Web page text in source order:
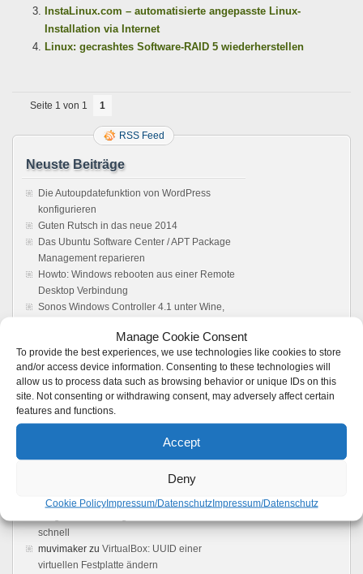
Manage Cookie Consent
To provide the best experiences, we use technologies like cookies to store
and/or access device information. Consenting to these technologies will
allow us to process data such as browsing behavior or unique IDs on this
site. Not consenting or withdrawing consent, may adversely affect certain
features and functions.
Accept
Deny
Cookie PolicyImpressum/DatenschutzImpressum/Datenschutz
InstaLinux.com – automatisierte angepasste Linux-
Installation via Internet
Linux: gecrashtes Software-RAID 5 wiederherstellen
Seite 1 von 1 1
RSS Feed
Neuste Beiträge
Die Autoupdatefunktion von WordPress
konfigurieren
Guten Rutsch in das neue 2014
Das Ubuntu Software Center / APT Package
Management reparieren
Howto: Windows rebooten aus einer Remote
Desktop Verbindung
Sonos Windows Controller 4.1 unter Wine,
Feedback
Vmware server: Browser does not load user
interface - Boot PaniczuVMware 2.x: Kein
VMWare Server 2 Web Interface not loading -
Weboberfläche möglich – Loading ..
bridas atornilladaszuVirtualBox: VMDK-
schnell
muvimaker zu VirtualBox: UUID einer
virtuellen Festplatte ändern